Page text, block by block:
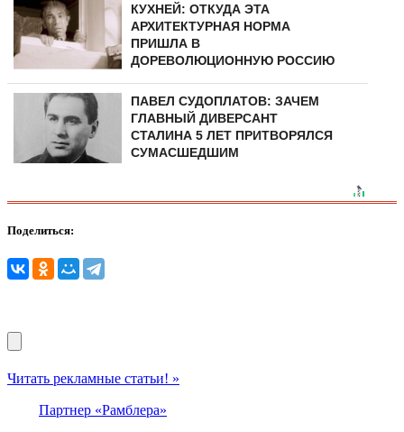
КУХНЕЙ: ОТКУДА ЭТА
АРХИТЕКТУРНАЯ НОРМА
ПРИШЛА В
ДОРЕВОЛЮЦИОННУЮ РОССИЮ
ПАВЕЛ СУДОПЛАТОВ: ЗАЧЕМ
ГЛАВНЫЙ ДИВЕРСАНТ
СТАЛИНА 5 ЛЕТ ПРИТВОРЯЛСЯ
СУМАСШЕДШИМ
Поделиться:
Читать рекламные статьи! »
Партнер «Рамблера»